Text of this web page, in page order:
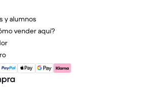
y alumnos
vender aquí?